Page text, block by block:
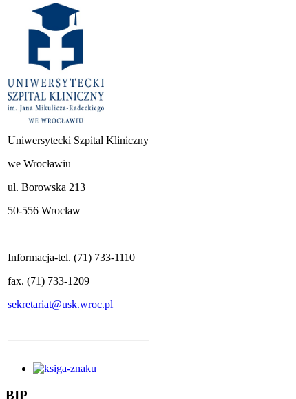
Uniwersytecki Szpital Kliniczny
we Wrocławiu
ul. Borowska 213
50-556 Wrocław
Informacja-tel. (71) 733-1110
fax. (71) 733-1209
sekretariat@usk.wroc.pl
BIP